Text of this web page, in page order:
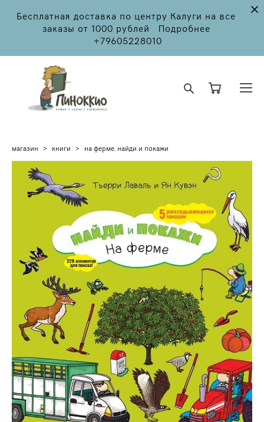
Бесплатная доставка по центру Калуги на все
заказы от 1000 рублей Подробнее
+79605228010
магазин > книги > на ферме. найди и покажи